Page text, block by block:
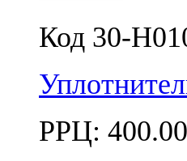
Код 30-
РРЦ: 400.00